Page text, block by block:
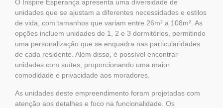
O Inspire Esperança apresenta uma diversidade de
unidades que se ajustam a diferentes necessidades e estilos
de vida, com tamanhos que variam entre 26m² a 108m². As
opções incluem unidades de 1, 2 e 3 dormitórios, permitindo
uma personalização que se enquadra nas particularidades
de cada residente. Além disso, é possível encontrar
unidades com suítes, proporcionando uma maior
comodidade e privacidade aos moradores.
As unidades deste empreendimento foram projetadas com
atenção aos detalhes e foco na funcionalidade. Os